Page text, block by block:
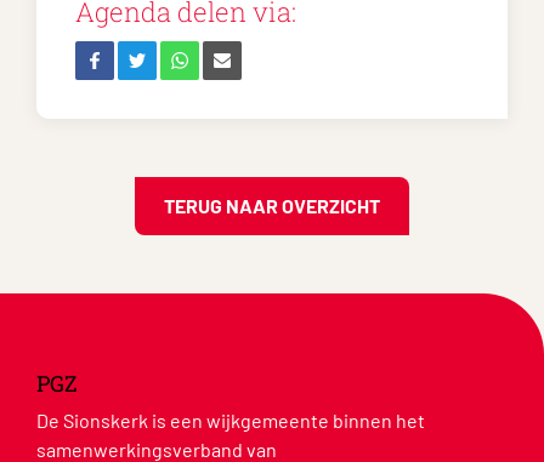
Agenda delen via:
TERUG NAAR OVERZICHT
PGZ
De Sionskerk is een wijkgemeente binnen het
samenwerkingsverband van